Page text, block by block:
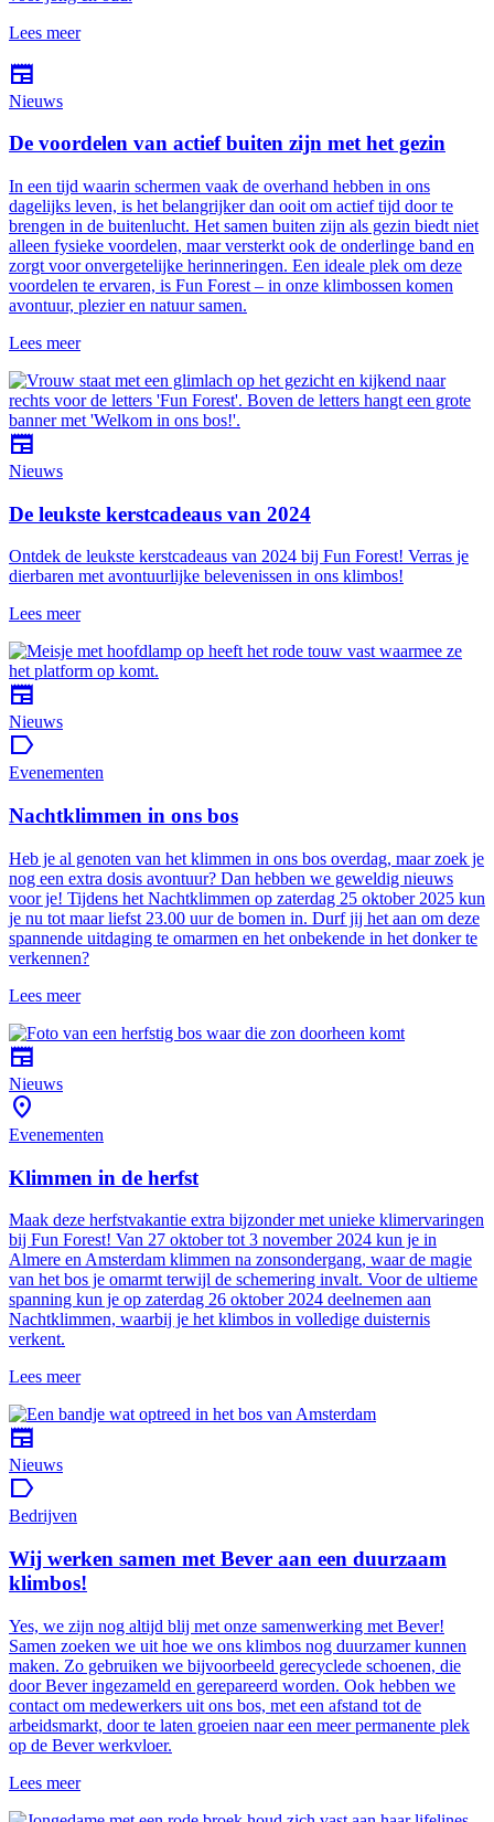
Lees meer
newspaper
Nieuws
De voordelen van actief buiten zijn met het gezin
In een tijd waarin schermen vaak de overhand hebben in ons
dagelijks leven, is het belangrijker dan ooit om actief tijd door te
brengen in de buitenlucht. Het samen buiten zijn als gezin biedt niet
alleen fysieke voordelen, maar versterkt ook de onderlinge band en
zorgt voor onvergetelijke herinneringen. Een ideale plek om deze
voordelen te ervaren, is Fun Forest – in onze klimbossen komen
avontuur, plezier en natuur samen.
Lees meer
newspaper
Nieuws
De leukste kerstcadeaus van 2024
Ontdek de leukste kerstcadeaus van 2024 bij Fun Forest! Verras je
dierbaren met avontuurlijke belevenissen in ons klimbos!
Lees meer
newspaper
Nieuws
label
Evenementen
Nachtklimmen in ons bos
Heb je al genoten van het klimmen in ons bos overdag, maar zoek je
nog een extra dosis avontuur? Dan hebben we geweldig nieuws
voor je! Tijdens het Nachtklimmen op zaterdag 25 oktober 2025 kun
je nu tot maar liefst 23.00 uur de bomen in. Durf jij het aan om deze
spannende uitdaging te omarmen en het onbekende in het donker te
verkennen?
Lees meer
newspaper
Nieuws
location_on
Evenementen
Klimmen in de herfst
Maak deze herfstvakantie extra bijzonder met unieke klimervaringen
bij Fun Forest! Van 27 oktober tot 3 november 2024 kun je in
Almere en Amsterdam klimmen na zonsondergang, waar de magie
van het bos je omarmt terwijl de schemering invalt. Voor de ultieme
spanning kun je op zaterdag 26 oktober 2024 deelnemen aan
Nachtklimmen, waarbij je het klimbos in volledige duisternis
verkent.
Lees meer
newspaper
Nieuws
label
Bedrijven
Wij werken samen met Bever aan een duurzaam
klimbos!
Yes, we zijn nog altijd blij met onze samenwerking met Bever!
Samen zoeken we uit hoe we ons klimbos nog duurzamer kunnen
maken. Zo gebruiken we bijvoorbeeld gerecyclede schoenen, die
door Bever ingezameld en gerepareerd worden. Ook hebben we
contact om medewerkers uit ons bos, met een afstand tot de
arbeidsmarkt, door te laten groeien naar een meer permanente plek
op de Bever werkvloer.
Lees meer